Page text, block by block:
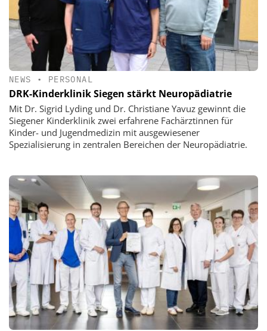
NEWS • PERSONAL
DRK-Kinderklinik Siegen stärkt Neuropädiatrie
Mit Dr. Sigrid Lyding und Dr. Christiane Yavuz gewinnt die
Siegener Kinderklinik zwei erfahrene Fachärztinnen für
Kinder- und Jugendmedizin mit ausgewiesener
Spezialisierung in zentralen Bereichen der Neuropädiatrie.